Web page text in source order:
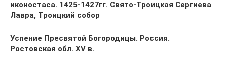
иконостаса. 1425-1427гг. Свято-Троицкая Сергиева
Лавра, Троицкий собор
Успение Пресвятой Богородицы. Россия.
Ростовская обл. XV в.